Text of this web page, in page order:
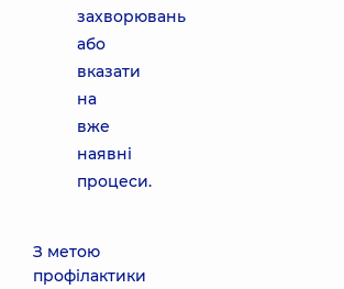
захворювань
або
вказати
на
вже
наявні
процеси.
З метою
профілактики